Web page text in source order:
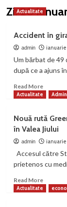
Zi:20
Actualitate
Accident în
admin
Um bărbat de 49
după ce a ajuns
Read MoreRead
more
în
giratoriu,
la
intrarea
Actualitate
Nouă rută
în Valea Jiului
admin
Accesul către
prietenos cu
Read MoreRead
more
Actualitate